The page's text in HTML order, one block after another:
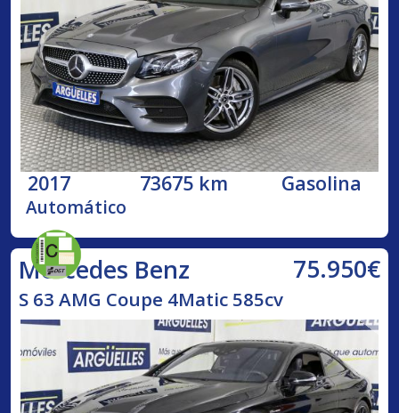
2017 73675 km Gasolina
Automático
Mercedes Benz 75.950€
S 63 AMG Coupe 4Matic 585cv